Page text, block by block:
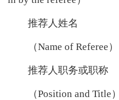
推荐人姓名
（Name of Referee）
推荐人职务或职称
（Position and Title）